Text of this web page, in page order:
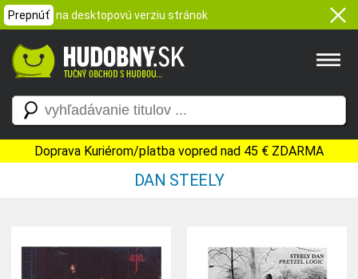
Prepnúť na desktopovú verziu stránok
Doprava Kuriérom/platba vopred nad 45 € ZDARMA
DAN STEELY